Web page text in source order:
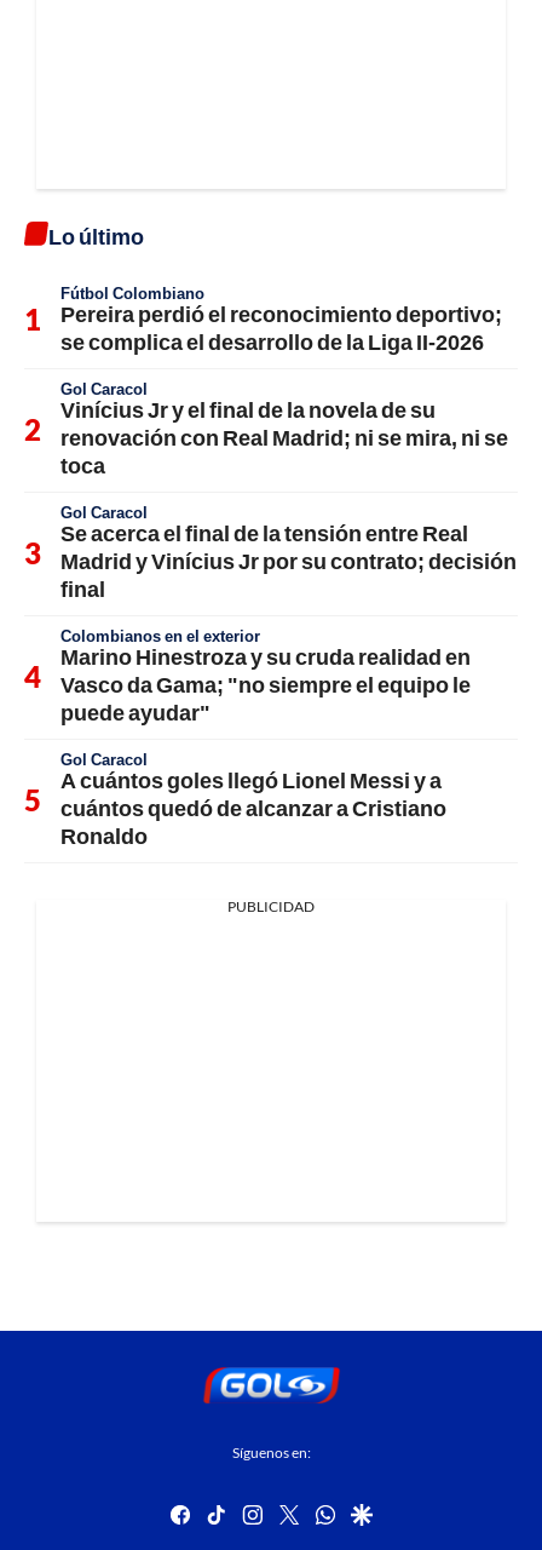
Lo último
Fútbol Colombiano
Pereira perdió el reconocimiento deportivo;
se complica el desarrollo de la Liga II-2026
Gol Caracol
Vinícius Jr y el final de la novela de su
renovación con Real Madrid; ni se mira, ni se
toca
Gol Caracol
Se acerca el final de la tensión entre Real
Madrid y Vinícius Jr por su contrato; decisión
final
Colombianos en el exterior
Marino Hinestroza y su cruda realidad en
Vasco da Gama; "no siempre el equipo le
puede ayudar"
Gol Caracol
A cuántos goles llegó Lionel Messi y a
cuántos quedó de alcanzar a Cristiano
Ronaldo
PUBLICIDAD
Síguenos en:
facebook
tiktok instagram
twitterwhatsapp
google